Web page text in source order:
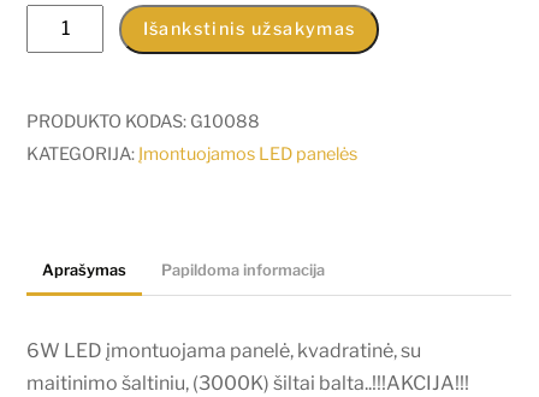
produkto
kiekis:
LED
įmontuojama
maitinimo
(3000K)
šiltai
Išankstinis užsakymas
PRODUKTO KODAS: G10088
KATEGORIJA: Įmontuojamos LED panelės
Aprašymas Papildoma informacija
6W LED įmontuojama panelė, kvadratinė, su
maitinimo šaltiniu, (3000K) šiltai balta..!!!AKCIJA!!!